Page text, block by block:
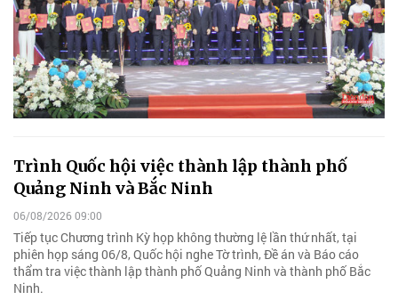
Trình Quốc hội việc thành lập thành phố
Quảng Ninh và Bắc Ninh
06/08/2026 09:00
Tiếp tục Chương trình Kỳ họp không thường lệ lần thứ nhất, tại
phiên họp sáng 06/8, Quốc hội nghe Tờ trình, Đề án và Báo cáo
thẩm tra việc thành lập thành phố Quảng Ninh và thành phố Bắc
Ninh.